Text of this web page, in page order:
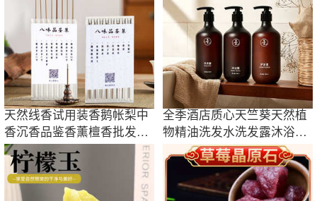
天然线香试用装香鹅帐梨中
香沉香品鉴香薰檀香批发家
用熏香降真香
全季酒店质心天竺葵天然植
物精油洗发水洗发露沐浴液
洗手液500ml